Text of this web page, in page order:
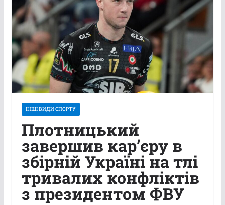
ІНШІ ВИДИ СПОРТУ
Плотницький
завершив кар’єру в
збірній Україні на тлі
тривалих конфліктів
з президентом ФВУ